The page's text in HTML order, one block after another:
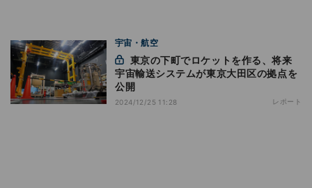
宇宙・航空
宇宙輸送システムが東京大田区の拠点を
公開
2024/12/25 11:28 レポート